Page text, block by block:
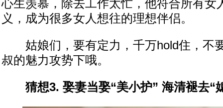
心生羡慕，除去工作太忙，他符合所有女
义，成为很多女人想往的理想伴侣。
姑娘们，要有定力，千万hold住，不
叔的魅力攻势下哦。
猜想3. 娶妻当娶“美小护” 海清褪去“